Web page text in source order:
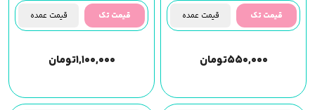
قیمت تک قیمت عمده
۵۵۰,۰۰۰تومان
قیمت تک قیمت عمده
۱,۱۰۰,۰۰۰تومان